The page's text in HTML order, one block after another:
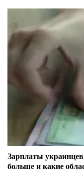
Зарплаты
больше и какие